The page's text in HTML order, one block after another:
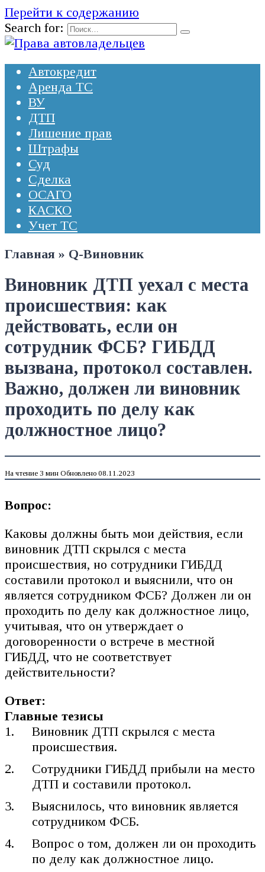
Перейти к содержанию
Search for:
Автокредит
Аренда ТС
ВУ
ДТП
Лишение прав
Штрафы
Суд
Сделка
ОСАГО
КАСКО
Учет ТС
Главная » Q-Виновник
Виновник ДТП уехал с места
происшествия: как
действовать, если он
сотрудник ФСБ? ГИБДД
вызвана, протокол составлен.
Важно, должен ли виновник
проходить по делу как
должностное лицо?
На чтение 3 мин Обновлено 08.11.2023
Вопрос:
Каковы должны быть мои действия, если
виновник ДТП скрылся с места
происшествия, но сотрудники ГИБДД
составили протокол и выяснили, что он
является сотрудником ФСБ? Должен ли он
проходить по делу как должностное лицо,
учитывая, что он утверждает о
договоренности о встрече в местной
ГИБДД, что не соответствует
действительности?
Ответ:
Главные тезисы
Виновник ДТП скрылся с места
происшествия.
Сотрудники ГИБДД прибыли на место
ДТП и составили протокол.
Выяснилось, что виновник является
сотрудником ФСБ.
Вопрос о том, должен ли он проходить
по делу как должностное лицо.